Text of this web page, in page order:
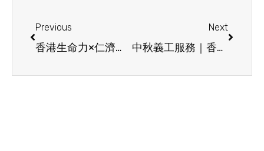
Previous
香港生命力×仁濟護養院關懷探訪活動：跨代攜手，傳遞愛的力量
Next
中秋義工服務｜香港生命力傳遞關懷 建立社區溫暖網絡